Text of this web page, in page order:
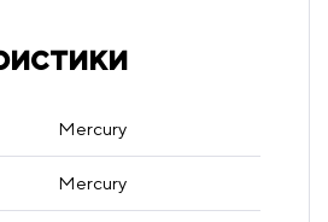
Mercury
Mercury